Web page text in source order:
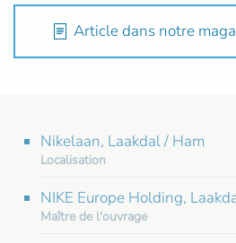
Article dans notre
Nikelaan, Laakdal / Ham
Localisation
NIKE Europe Holding,
Maître de l'ouvrage